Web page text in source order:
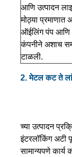
आणि उत्पादन
मोठ्या
ऑईलिंग पंप आणि
कंपनीने अशाच
टाळली.
2. मेटल कट ते
च्या उत्पादन
इंटरलॉकिंग अटी
सामान्यपणे